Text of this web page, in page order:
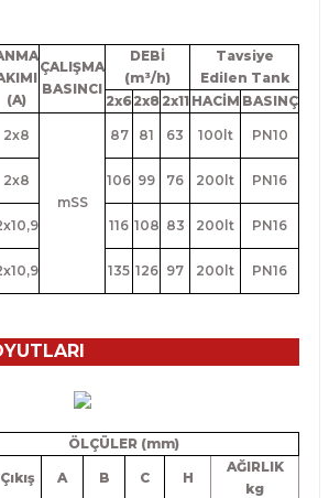
(A)
ÇALIŞMA
BASINCI
DEBİ
(m³/h)
Tavsiye
Edilen Tank
2x62x82x11 HACİM BASINÇ
2x8
mSS
87 81 63 100lt PN10
2x8 106 99 76 200lt PN16
116 108 83 200lt PN16
135 126 97 200lt PN16
ÖLÇÜLER (mm)
Çıkış A B C H
AĞIRLIK
kg